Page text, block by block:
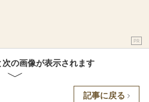
PR
の画像が表示されます
記事に戻る